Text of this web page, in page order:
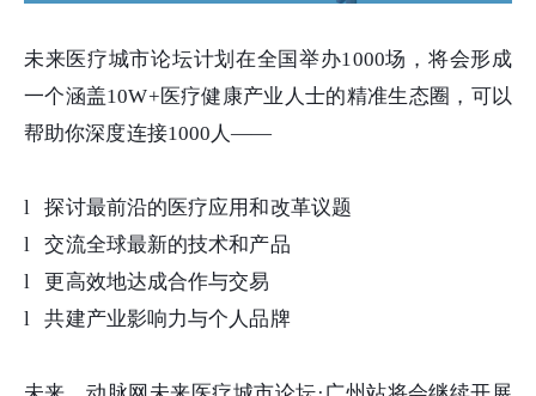
未来医疗城市论坛计划在全国举办1000场，将会形成
一个涵盖10W+医疗健康产业人士的精准生态圈，可以
帮助你深度连接1000人——
l 探讨最前沿的医疗应用和改革议题
l 交流全球最新的技术和产品
l 更高效地达成合作与交易
l 共建产业影响力与个人品牌